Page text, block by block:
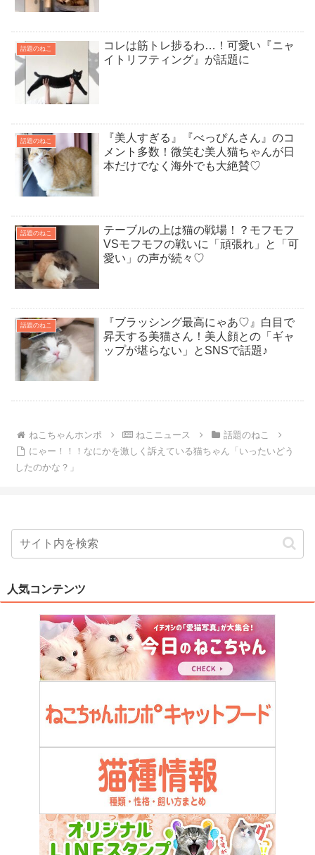
話題のねこ
コレは筋トレ捗るわ…！可愛い『ニャ
イトリフティング』が話題に
話題のねこ
『美人すぎる』『べっぴんさん』のコ
メント多数！微笑む美人猫ちゃんが日
本だけでなく海外でも大絶賛♡
話題のねこ
テーブルの上は猫の戦場！？モフモフ
VSモフモフの戦いに「頑張れ」と「可
愛い」の声が続々♡
話題のねこ
『ブラッシング最高にゃあ♡』白目で
昇天する美猫さん！美人顔との「ギャ
ップが堪らない」とSNSで話題♪
ねこちゃんホンポ ねこニュース
話題のねこ
にゃー！！！なにかを激しく訴えている猫ちゃん「いったいどう
したのかな？」
人気コンテンツ